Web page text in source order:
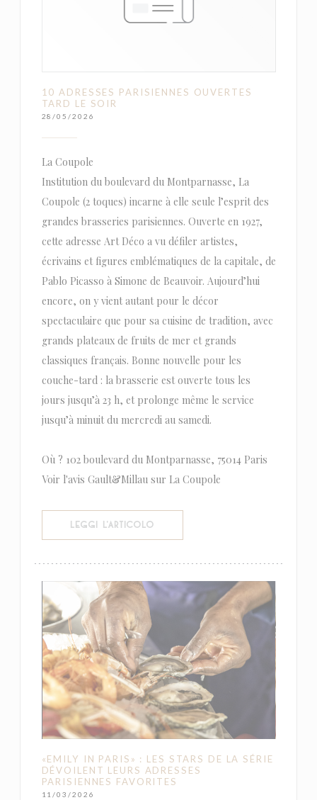
10 ADRESSES PARISIENNES OUVERTES
TARD LE SOIR
28/05/2026
La Coupole
Institution du boulevard du Montparnasse, La
Coupole (2 toques) incarne à elle seule l’esprit des
grandes brasseries parisiennes. Ouverte en 1927,
cette adresse Art Déco a vu défiler artistes,
écrivains et figures emblématiques de la capitale, de
Pablo Picasso à Simone de Beauvoir. Aujourd’hui
encore, on y vient autant pour le décor
spectaculaire que pour sa cuisine de tradition, avec
grands plateaux de fruits de mer et grands
classiques français. Bonne nouvelle pour les
couche-tard : la brasserie est ouverte tous les
jours jusqu’à 23 h, et prolonge même le service
jusqu’à minuit du mercredi au samedi.
Où ? 102 boulevard du Montparnasse, 75014 Paris
Voir l'avis Gault&Millau sur La Coupole
LEGGI L'ARTICOLO
«EMILY IN PARIS» : LES STARS DE LA SÉRIE
DÉVOILENT LEURS ADRESSES
PARISIENNES FAVORITES
11/03/2026